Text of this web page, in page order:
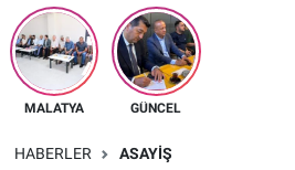
MALATYA GÜNCEL
HABERLER ASAYİŞ
SPOR
SAĞLIK
DİĞER
Malatya Trafik Yoğunluk
Süper Lig Puan Durumu ve
Tüm Manşetler